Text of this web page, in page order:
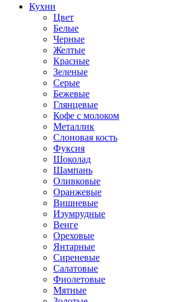
Кухни
Цвет
Белые
Черные
Желтые
Красные
Зеленые
Серые
Бежевые
Глянцевые
Кофе с молоком
Металлик
Слоновая кость
Фуксия
Шоколад
Шампань
Оливковые
Оранжевые
Вишневые
Изумрудные
Венге
Ореховые
Янтарные
Сиреневые
Салатовые
Фиолетовые
Мятные